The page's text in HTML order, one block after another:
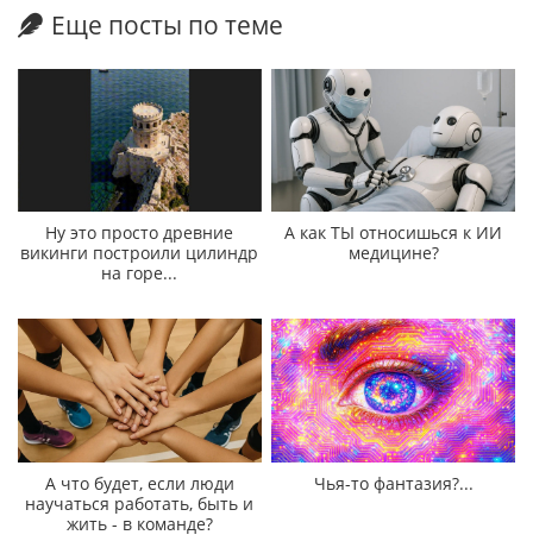
Еще посты по теме
Ну это просто древние
викинги построили цилиндр
на горе...
А как ТЫ относишься к ИИ
медицине?
А что будет, если люди
научаться работать, быть и
жить - в команде?
Чья-то фантазия?...